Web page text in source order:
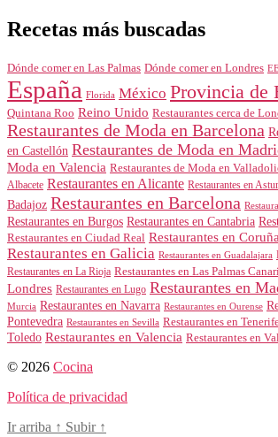
Recetas más buscadas
Dónde comer en Las Palmas Dónde comer en Londres
España Florida México Provincia de
Quintana Roo Reino Unido Restaurantes cerca de
Restaurantes de Moda en Barcelona
en Castellón Restaurantes de Moda en
Moda en Valencia Restaurantes de Moda en
Albacete Restaurantes en Alicante Restaurantes en
Badajoz Restaurantes en Barcelona
Restaurantes en Burgos Restaurantes en Cantabria
Restaurantes en Ciudad Real Restaurantes en Coruña
Restaurantes en Galicia Restaurantes en Guadalajara
Restaurantes en La Rioja Restaurantes en Las Palmas
Londres Restaurantes en Lugo Restaurantes en
Murcia Restaurantes en Navarra Restaurantes en Ourense
Pontevedra Restaurantes en Sevilla Restaurantes en
Toledo Restaurantes en Valencia Restaurantes en
© 2026 Cocina
Política de privacidad
Ir arriba ↑ Subir ↑